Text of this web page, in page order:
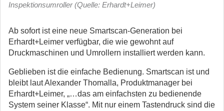
Inspektionsumroller (Quelle: Erhardt+Leimer)
Ab sofort ist eine neue Smartscan-Generation bei
Erhardt+Leimer verfügbar, die wie gewohnt auf
Druckmaschinen und Umrollern installiert werden kann.
Geblieben ist die einfache Bedienung. Smartscan ist und
bleibt laut Alexander Thomalla, Produktmanager bei
Erhardt+Leimer, „…das am einfachsten zu bedienende
System seiner Klasse“. Mit nur einem Tastendruck sind die